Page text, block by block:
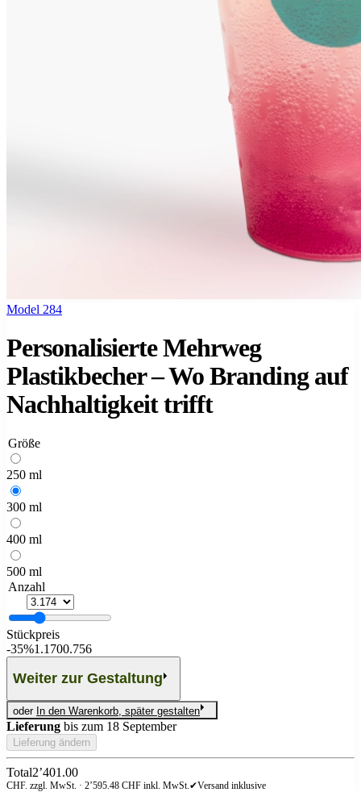
Model 284
Personalisierte Mehrweg
Plastikbecher – Wo Branding auf
Nachhaltigkeit trifft
Größe
250 ml
300 ml
400 ml
500 ml
Anzahl
Stückpreis
-35%1.1700.756
Weiter zur Gestaltung
oder In den Warenkorb, später gestalten
Lieferung bis zum 18 September
Lieferung ändern
Total2’401.00
CHF. zzgl. MwSt. · 2’595.48 CHF inkl. MwSt.✔Versand inklusive